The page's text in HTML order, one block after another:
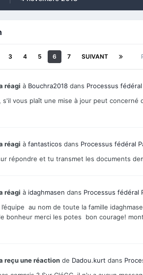
3 4 5 6 7 SUIVANT
réagi à Bouchra2018 dans Processus
s'il vous plaît une mise à jour peut concerné
réagi à fantasticos dans Processus fédéral
répondre et tu transmet les documents
réagi à idaghmasen dans Processus fédéral
au nom de toute la famille
bonheur merci les potes bon courage!
reçu une réaction de Dadou.kurt dans